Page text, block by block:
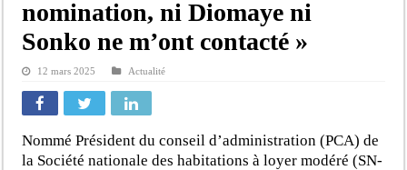
nomination, ni Diomaye ni
Sonko ne m’ont contacté »
12 mars 2025 Actualité
Nommé Président du conseil d’administration (PCA) de
la Société nationale des habitations à loyer modéré (SN-